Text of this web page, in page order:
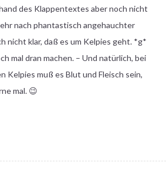
des Klappentextes aber noch nicht
nach phantastisch angehauchter
nicht klar, daß es um Kelpies geht. *g*
mal dran machen. – Und natürlich, bei
Kelpies muß es Blut und Fleisch sein,
mal. 😉